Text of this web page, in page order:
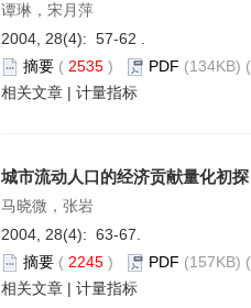
谭琳，宋月萍
2004, 28(4): 57-62 .
摘要 ( 2535 ) PDF (134KB) (
相关文章 | 计量指标
城市流动人口的经济贡献量化初探
马晓微，张岩
2004, 28(4): 63-67.
摘要 ( 2245 ) PDF (157KB) (
相关文章 | 计量指标